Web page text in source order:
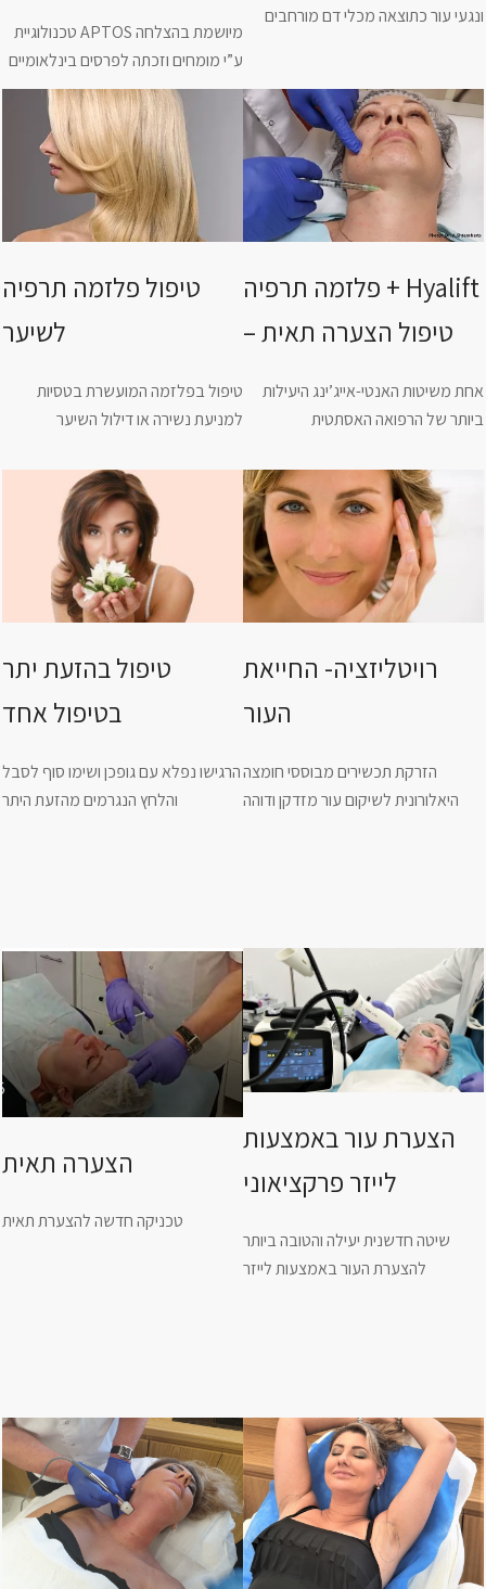
טכנולוגיית APTOS מיושמת בהצלחה
ע”י מומחים וזכתה לפרסים בינלאומיים
ונגעי עור כתוצאה מכלי דם מורחבים
טיפול פלזמה תרפיה
לשיער
טיפול בפלזמה המועשרת בטסיות
למניעת נשירה או דילול השיער
פלזמה תרפיה + Hyalift
– טיפול הצערה תאית
אחת משיטות האנטי-אייג’ינג היעילות
ביותר של הרפואה האסתטית
טיפול בהזעת יתר
בטיפול אחד
הרגישו נפלא עם גופכן ושימו סוף לסבל
והלחץ הנגרמים מהזעת היתר
רויטליזציה- החייאת
העור
הזרקת תכשירים מבוססי חומצה
היאלורונית לשיקום עור מזדקן ודוהה
טכניקה חדשה להצערת תאית
הצערת עור באמצעות
לייזר פרקציאוני
שיטה חדשנית יעילה והטובה ביותר
להצערת העור באמצעות לייזר